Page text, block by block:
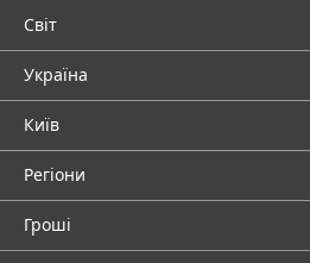
Світ
Україна
Київ
Регіони
Гроші